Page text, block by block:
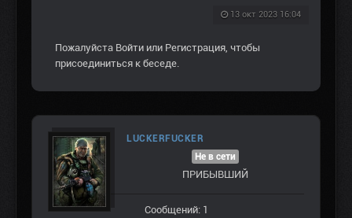
13 окт 2023 16:04
Пожалуйста Войти или Регистрация , чтобы
присоединиться к беседе.
LUCKERFUCKER
Не в сети
ПРИБЫВШИЙ
Сообщений: 1